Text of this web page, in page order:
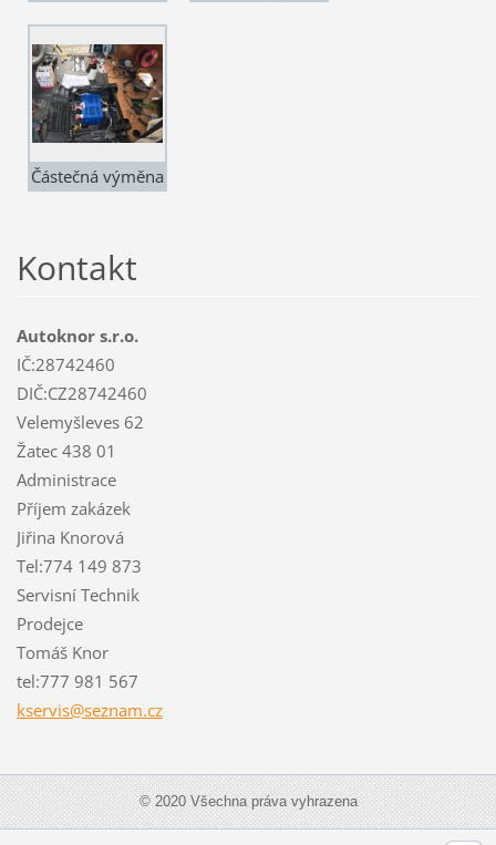
Částečná výměna
energobloku
Kontakt
Autoknor s.r.o.
IČ:28742460
DIČ:CZ28742460
Velemyšleves 62
Žatec 438 01
Administrace
Příjem zakázek
Jiřina Knorová
Tel:774 149 873
Servisní Technik
Prodejce
Tomáš Knor
tel:777 981 567
kservis@seznam.cz
© 2020 Všechna práva vyhrazena